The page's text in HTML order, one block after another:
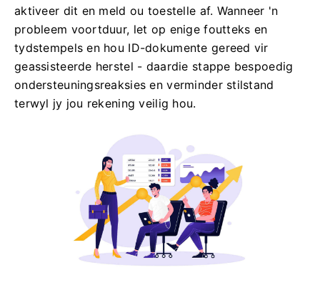
aktiveer dit en meld ou toestelle af. Wanneer 'n
probleem voortduur, let op enige foutteks en
tydstempels en hou ID-dokumente gereed vir
geassisteerde herstel - daardie stappe bespoedig
ondersteuningsreaksies en verminder stilstand
terwyl jy jou rekening veilig hou.